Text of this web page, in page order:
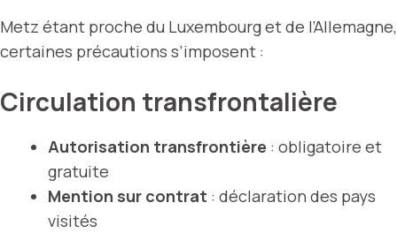
Metz étant proche du Luxembourg et de l’Allemagne,
certaines précautions s’imposent :
Circulation transfrontalière
Autorisation transfrontière : obligatoire et
gratuite
Mention sur contrat : déclaration des pays
visités